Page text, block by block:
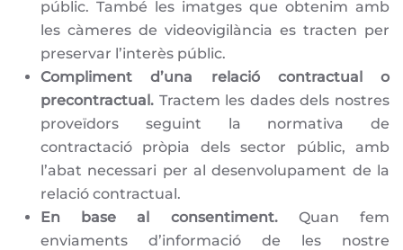
públic. També les imatges que obtenim amb
les càmeres de videovigilància es tracten per
preservar l’interès públic.
Compliment d’una relació contractual o
precontractual. Tractem les dades dels nostres
proveïdors seguint la normativa de
contractació pròpia dels sector públic, amb
l’abat necessari per al desenvolupament de la
relació contractual.
En base al consentiment.Quan fem
enviaments d’informació de les nostre